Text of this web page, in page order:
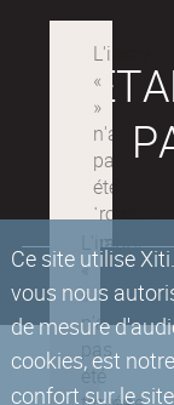
Ce site utilise
vous nous
de mesure
cookies, est
confort sur le